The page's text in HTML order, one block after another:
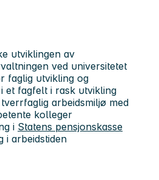
utviklingen av
ved universitetet
faglig utvikling og
et fagfelt i rask utvikling
arbeidsmiljø med
kolleger
i Statens pensjonskasse
i arbeidstiden